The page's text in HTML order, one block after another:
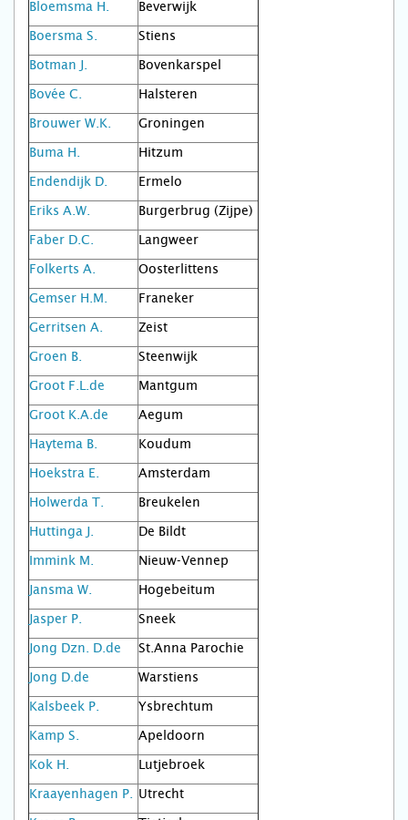
Bloemsma H.
Beverwijk
Boersma S.
Stiens
Botman J.
Bovenkarspel
Bovée C.
Halsteren
Brouwer W.K.
Groningen
Buma H.
Hitzum
Endendijk D.
Ermelo
Eriks A.W.
Burgerbrug (Zijpe)
Faber D.C.
Langweer
Folkerts A.
Oosterlittens
Gemser H.M.
Franeker
Gerritsen A.
Zeist
Groen B.
Steenwijk
Groot F.L.de
Mantgum
Groot K.A.de
Aegum
Haytema B.
Koudum
Hoekstra E.
Amsterdam
Holwerda T.
Breukelen
Huttinga J.
De Bildt
Immink M.
Nieuw-Vennep
Jansma W.
Hogebeitum
Jasper P.
Sneek
Jong Dzn. D.de
St.Anna Parochie
Jong D.de
Warstiens
Kalsbeek P.
Ysbrechtum
Kamp S.
Apeldoorn
Kok H.
Lutjebroek
Kraayenhagen P.
Utrecht